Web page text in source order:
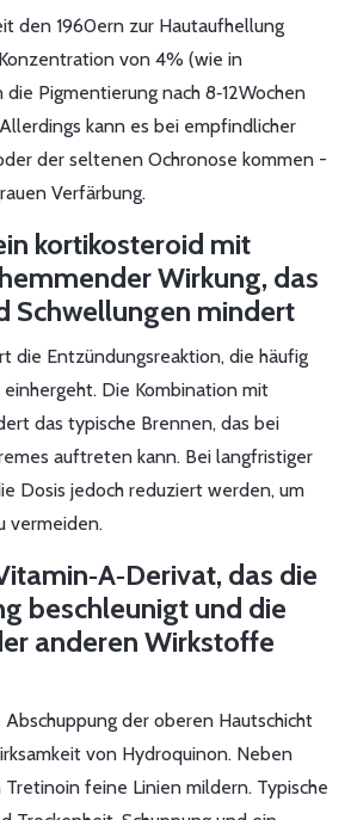
den 1960ern zur Hautaufhellung
von 4% (wie in
Pigmentierung nach 8‑12Wochen
kann es bei empfindlicher
der seltenen Ochronose kommen -
Verfärbung.
kortikosteroid mit
Wirkung, das
Schwellungen mindert
die Entzündungsreaktion, die häufig
Die Kombination mit
das typische Brennen, das bei
auftreten kann. Bei langfristiger
Dosis jedoch reduziert werden, um
vermeiden.
das die
beschleunigt und die
anderen Wirkstoffe
der oberen Hautschicht
von Hydroquinon. Neben
feine Linien mildern. Typische